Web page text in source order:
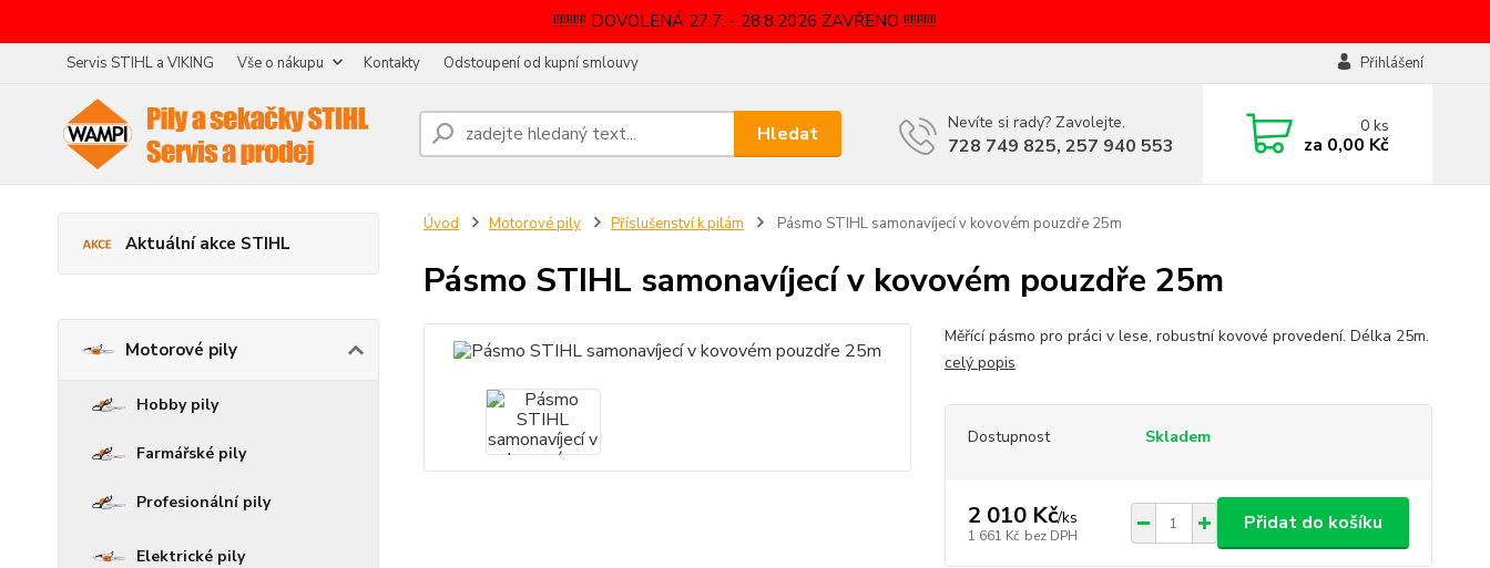
!!!!!!!!!! DOVOLENÁ 27.7. - 28.8.2026 ZAVŘENO !!!!!!!!!!
Servis STIHL a VIKING Vše o nákupu Kontakty Odstoupení od kupní smlouvy Přihlášení
Hledat Nevíte si rady? Zavolejte.
728 749 825, 257 940 553
0ks
za 0,00 Kč
Aktuální akce STIHL
Motorové pily
Hobby pily
Farmářské pily
Profesionální pily
Elektrické pily
Úvod Motorové pily Příslušenství k pilám Pásmo STIHL samonavíjecí v kovovém pouzdře 25m
Pásmo STIHL samonavíjecí v kovovém pouzdře 25m
Měřící pásmo pro práci v lese, robustní kovové provedení. Délka 25m.
celý popis
Dostupnost Skladem
2 010 Kč/ks
1 661 Kč bez DPH
Přidat do košíku